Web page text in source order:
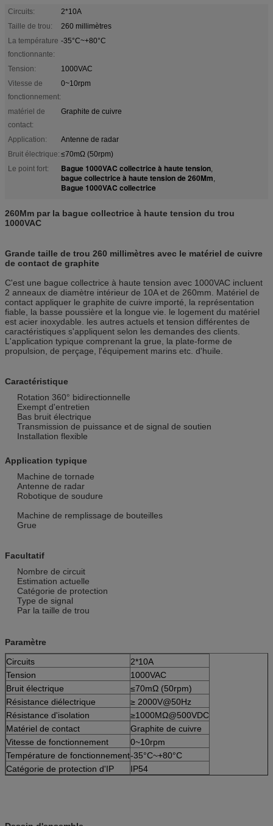
Circuits:
2*10A
Taille de trou:
260 millimètres
La température
fonctionnante:
-35°C~+80°C
Tension:
1000VAC
Vitesse de
fonctionnement:
0~10rpm
matériel de
contact:
Graphite de cuivre
Application:
Antenne de radar
Bruit électrique: ≤70mΩ (50rpm)
Le point fort:
Bague 1000VAC collectrice à haute tension,
bague collectrice à haute tension de 260Mm,
Bague 1000VAC collectrice
260Mm par la bague collectrice à haute tension du trou
1000VAC
Grande taille de trou 260 millimètres avec le matériel de cuivre
de contact de graphite
C'est une bague collectrice à haute tension avec 1000VAC incluent
2 anneaux de diamètre intérieur de 10A et de 260mm. Matériel de
contact appliquer le graphite de cuivre importé, la représentation
fiable, la basse poussière et la longue vie. le logement du matériel
est acier inoxydable. les autres actuels et tension différentes de
caractéristiques s'appliquent selon les demandes des clients.
L'application typique comprenant la grue, la plate-forme de
propulsion, de perçage, l'équipement marins etc. d'huile.
Caractéristique
Rotation 360° bidirectionnelle
Exempt d'entretien
Bas bruit électrique
Transmission de puissance et de signal de soutien
Installation flexible
Application typique
Machine de tornade
Antenne de radar
Robotique de soudure
Machine de remplissage de bouteilles
Grue
Facultatif
Nombre de circuit
Estimation actuelle
Catégorie de protection
Type de signal
Par la taille de trou
Paramètre
Circuits
2*10A
Tension
1000VAC
Bruit électrique
≤70mΩ (50rpm)
Résistance diélectrique
≥ 2000V@50Hz
Résistance d'isolation
≥1000MΩ@500VDC
Matériel de contact
Graphite de cuivre
Vitesse de fonctionnement
0~10rpm
Température de fonctionnement-35°C~+80°C
Catégorie de protection d'IP
IP54